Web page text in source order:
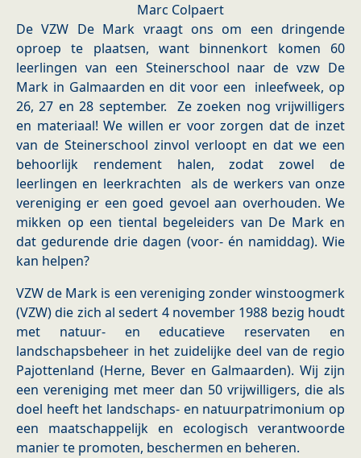
Marc Colpaert
De VZW De Mark vraagt ons om een dringende
oproep te plaatsen, want binnenkort komen 60
leerlingen van een Steinerschool naar de vzw De
Mark in Galmaarden en dit voor een inleefweek, op
26, 27 en 28 september. Ze zoeken nog vrijwilligers
en materiaal! We willen er voor zorgen dat de inzet
van de Steinerschool zinvol verloopt en dat we een
behoorlijk rendement halen, zodat zowel de
leerlingen en leerkrachten als de werkers van onze
vereniging er een goed gevoel aan overhouden. We
mikken op een tiental begeleiders van De Mark en
dat gedurende drie dagen (voor- én namiddag). Wie
kan helpen?
VZW de Mark is een vereniging zonder winstoogmerk
(VZW) die zich al sedert 4 november 1988 bezig houdt
met natuur- en educatieve reservaten en
landschapsbeheer in het zuidelijke deel van de regio
Pajottenland (Herne, Bever en Galmaarden). Wij zijn
een vereniging met meer dan 50 vrijwilligers, die als
doel heeft het landschaps- en natuurpatrimonium op
een maatschappelijk en ecologisch verantwoorde
manier te promoten, beschermen en beheren.